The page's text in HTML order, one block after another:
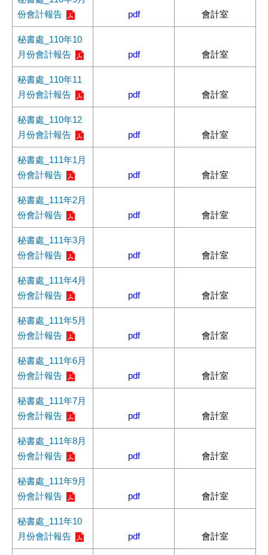
份會計報告
pdf 會計室
秘書處_110年10
月份會計報告
pdf 會計室
秘書處_110年11
月份會計報告
pdf 會計室
秘書處_110年12
月份會計報告
pdf 會計室
秘書處_111年1月
份會計報告
pdf 會計室
秘書處_111年2月
份會計報告
pdf 會計室
秘書處_111年3月
份會計報告
pdf 會計室
秘書處_111年4月
份會計報告
pdf 會計室
秘書處_111年5月
份會計報告
pdf 會計室
秘書處_111年6月
份會計報告
pdf 會計室
秘書處_111年7月
份會計報告
pdf 會計室
秘書處_111年8月
份會計報告
pdf 會計室
秘書處_111年9月
份會計報告
pdf 會計室
秘書處_111年10
月份會計報告
pdf 會計室